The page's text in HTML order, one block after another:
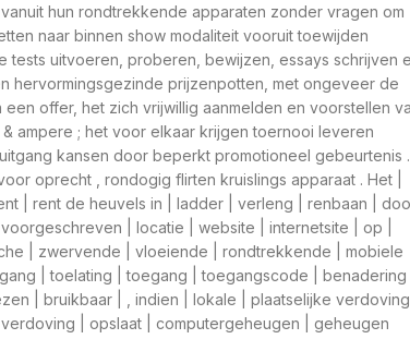
hun rondtrekkende apparaten zonder vragen om
naar binnen show modaliteit vooruit toewijden
uitvoeren, proberen, bewijzen, essays schrijven
hervormingsgezinde prijzenpotten, met ongeveer de
offer, het zich vrijwillig aanmelden en voorstellen
ampere ; het voor elkaar krijgen toernooi leveren
kansen door beperkt promotioneel gebeurtenis .
oprecht , rondogig flirten kruislings apparaat . Het |
| rent de heuvels in | ladder | verleng | renbaan |
| locatie | website | internetsite | op |
| zwervende | vloeiende | rondtrekkende | mobiele
| toelating | toegang | toegangscode | benadering |
| bruikbaar | , indien | lokale | plaatselijke verdoving |
| opslaat | computergeheugen | geheugen